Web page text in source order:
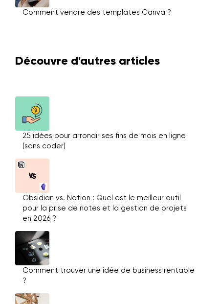
Comment vendre des templates Canva ?
Découvre d'autres articles
25 idées pour arrondir ses fins de mois en ligne
(sans coder)
Obsidian vs. Notion : Quel est le meilleur outil
pour la prise de notes et la gestion de projets
en 2026 ?
Comment trouver une idée de business rentable
?